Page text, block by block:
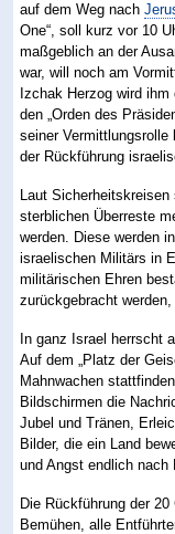
auf dem Weg nach
One“, soll kurz vor 10
maßgeblich an der
war, will noch am
Izchak Herzog wird
den „Orden des
seiner Vermittlungsrolle
der Rückführung
Laut
sterblichen Überreste
werden. Diese werden
israelischen Militärs in
militärischen Ehren
zurückgebracht
In ganz Israel herrscht
Auf dem „Platz der
Mahnwachen
Bildschirmen die
Jubel und Tränen,
Bilder, die ein Land
und Angst endlich nach
Die Rückführung der
Bemühen, alle